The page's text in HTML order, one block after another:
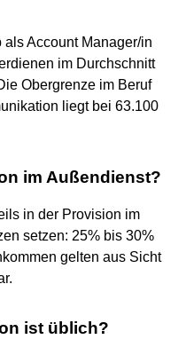
Account Manager/in
im Durchschnitt
Obergrenze im Beruf
liegt bei 63.100
im Außendienst?
in der Provision im
setzen: 25% bis 30%
gelten aus Sicht
ist üblich?